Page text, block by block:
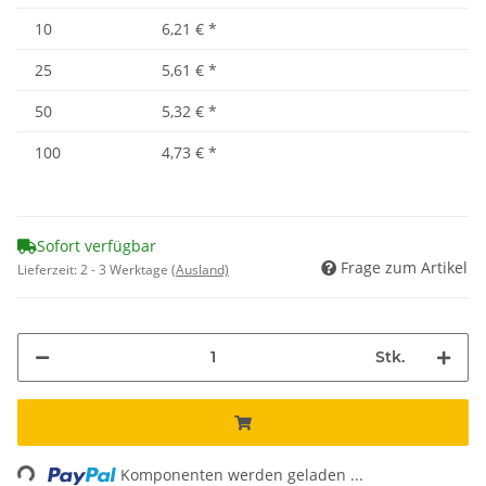
10
6,21 € *
25
5,61 € *
50
5,32 € *
100
4,73 € *
Sofort verfügbar
Lieferzeit:2 - 3 Werktage (Ausland) Frage zum Artikel
Stk.
Komponenten werden geladen ...